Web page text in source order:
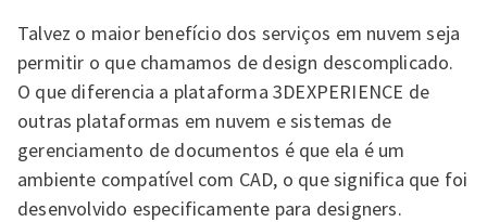
Talvez o maior benefício dos serviços em nuvem seja
permitir o que chamamos de design descomplicado.
O que diferencia a plataforma 3DEXPERIENCE de
outras plataformas em nuvem e sistemas de
gerenciamento de documentos é que ela é um
ambiente compatível com CAD, o que significa que foi
desenvolvido especificamente para designers.